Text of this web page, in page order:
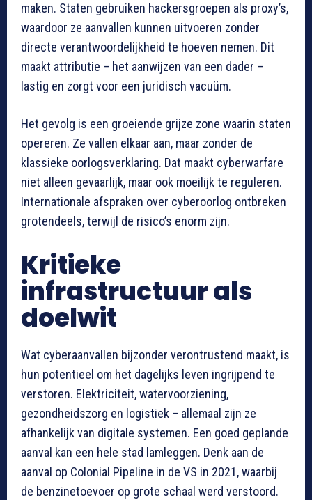
maken. Staten gebruiken hackersgroepen als proxy’s,
waardoor ze aanvallen kunnen uitvoeren zonder
directe verantwoordelijkheid te hoeven nemen. Dit
maakt attributie – het aanwijzen van een dader –
lastig en zorgt voor een juridisch vacuüm.
Het gevolg is een groeiende grijze zone waarin staten
opereren. Ze vallen elkaar aan, maar zonder de
klassieke oorlogsverklaring. Dat maakt cyberwarfare
niet alleen gevaarlijk, maar ook moeilijk te reguleren.
Internationale afspraken over cyberoorlog ontbreken
grotendeels, terwijl de risico’s enorm zijn.
Kritieke
infrastructuur als
doelwit
Wat cyberaanvallen bijzonder verontrustend maakt, is
hun potentieel om het dagelijks leven ingrijpend te
verstoren. Elektriciteit, watervoorziening,
gezondheidszorg en logistiek – allemaal zijn ze
afhankelijk van digitale systemen. Een goed geplande
aanval kan een hele stad lamleggen. Denk aan de
aanval op Colonial Pipeline in de VS in 2021, waarbij
de benzinetoevoer op grote schaal werd verstoord.